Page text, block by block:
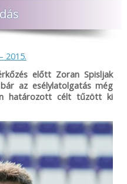
2015.
előtt Zoran Spisljak
az esélylatolgatás még
határozott célt tűzött ki